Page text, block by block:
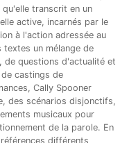
transcrit en un
active, incarnés par le
à l'action adressée au
un mélange de
de questions d'actualité et
castings de
Cally Spooner
des scénarios disjonctifs,
musicaux pour
de la parole. En
différents